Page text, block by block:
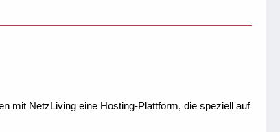
mit NetzLiving eine Hosting-Plattform, die speziell auf